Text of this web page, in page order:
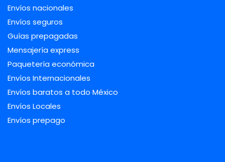
Envíos nacionales
Envíos seguros
Guías prepagadas
Mensajería express
Paquetería económica
Envíos Internacionales
Envíos baratos a todo México
Envíos Locales
Envíos prepago